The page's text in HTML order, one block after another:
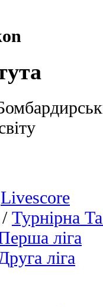
Livescore
/ Турнірна
ліга
ліга